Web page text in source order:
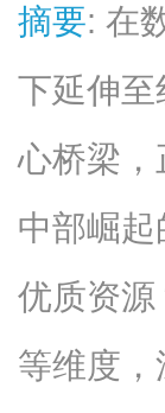
摘要: 在
下延伸
心桥梁
中部崛
优质资
等维度